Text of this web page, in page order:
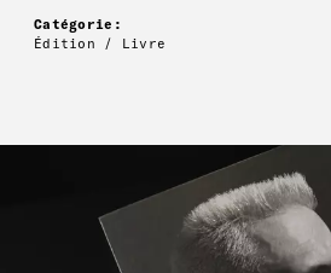
Catégorie:
Édition / Livre